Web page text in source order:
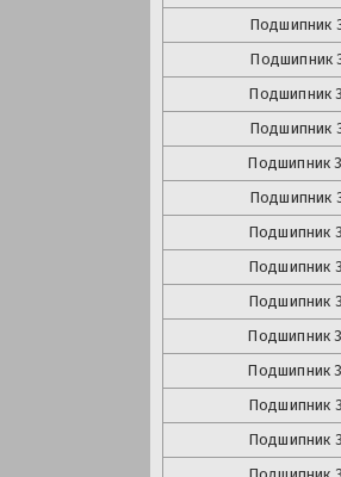
Подшипник
Подшипник
Подшипник
Подшипник
Подшипник
Подшипник
Подшипник
Подшипник
Подшипник
Подшипник
Подшипник
Подшипник
Подшипник